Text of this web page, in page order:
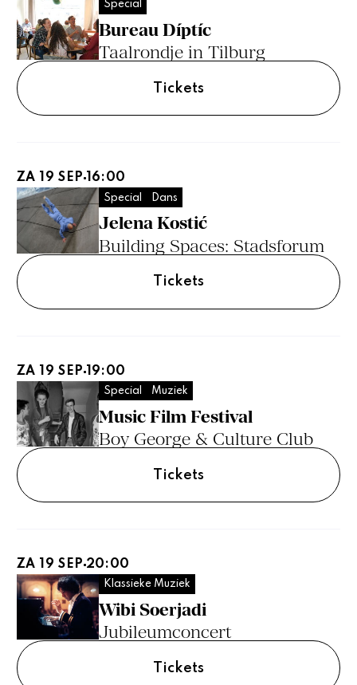
Bureau Díptíc
Taalrondje in Tilburg
Special
Tickets
Jelena Kostić
Building Spaces: Stadsforum
Special Dans
Tickets
ZA 19 SEP 16:00
Music Film Festival
Boy George & Culture Club
Special Muziek
Tickets
ZA 19 SEP 19:00
Wibi Soerjadi
Jubileumconcert
Klassieke Muziek
Tickets
ZA 19 SEP 20:00